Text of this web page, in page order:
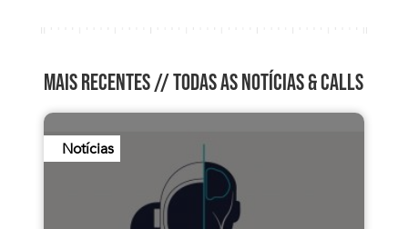
o
MAIS RECENTES //TODAS AS NOTÍCIAS & CALLS
Notícias